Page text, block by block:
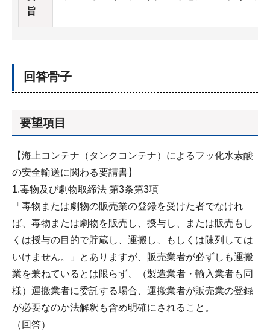
旨
回答骨子
要望項目
【海上コンテナ（タンクコンテナ）によるフッ化水素酸
の安全輸送に関わる要請書】
1.毒物及び劇物取締法 第3条第3項
「毒物または劇物の販売業の登録を受けた者でなけれ
ば、毒物または劇物を販売し、授与し、または販売もし
くは授与の目的で貯蔵し、運搬し、もしくは陳列しては
いけません。」とありますが、販売業者が必ずしも運搬
業を兼ねているとは限らず、（製造業者・輸入業者も同
様）運搬業者に委託する場合、運搬業者が販売業の登録
が必要なのか法解釈も含め明確にされること。
（回答）